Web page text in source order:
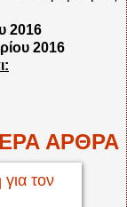
2016
2016
ΑΡΘΡΑ